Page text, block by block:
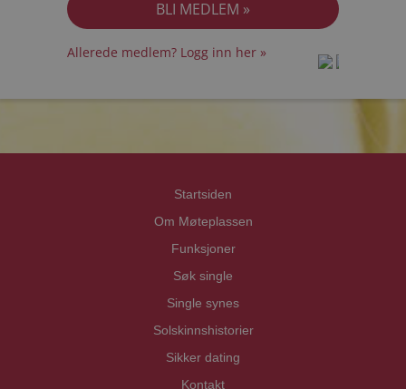
Allerede medlem? Logg inn her »
Startsiden
Om Møteplassen
Funksjoner
Søk single
Single synes
Solskinnshistorier
Sikker dating
Kontakt